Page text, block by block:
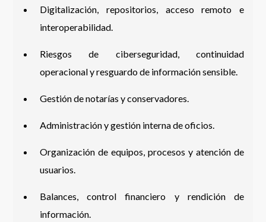
Digitalización, repositorios, acceso remoto e
interoperabilidad.
Riesgos de ciberseguridad, continuidad
operacional y resguardo de información sensible.
Gestión de notarías y conservadores.
Administración y gestión interna de oficios.
Organización de equipos, procesos y atención de
usuarios.
Balances, control financiero y rendición de
información.